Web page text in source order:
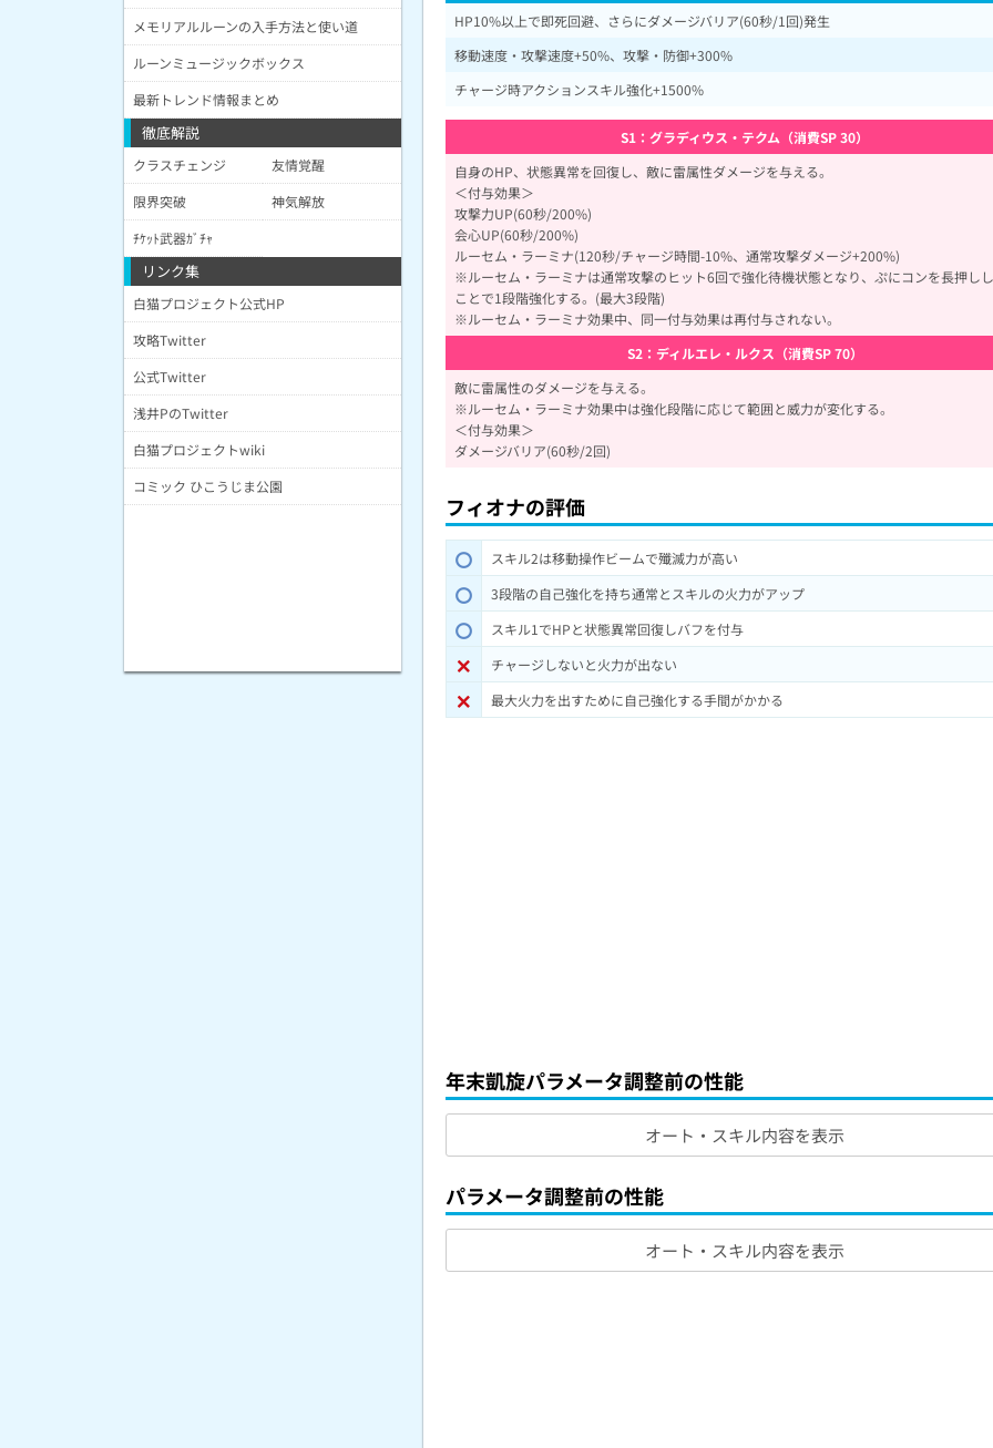
HP10%以上で即死回避、さらにダメージバリア(60秒/1回)発生
移動速度・攻撃速度+50%、攻撃・防御+300%
チャージ時アクションスキル強化+1500%
S1：グラディウス・テクム（消費SP 30）
自身のHP、状態異常を回復し、敵に雷属性ダメージを与える。
＜付与効果＞
攻撃力UP(60秒/200%)
会心UP(60秒/200%)
ルーセム・ラーミナ(120秒/チャージ時間-10%、通常攻撃ダメージ+200%)
※ルーセム・ラーミナは通常攻撃のヒット6回で強化待機状態となり、ぷにコンを長押し
ことで1段階強化する。(最大3段階)
※ルーセム・ラーミナ効果中、同一付与効果は再付与されない。
S2：ディルエレ・ルクス（消費SP 70）
敵に雷属性のダメージを与える。
※ルーセム・ラーミナ効果中は強化段階に応じて範囲と威力が変化する。
＜付与効果＞
ダメージバリア(60秒/2回)
フィオナの評価
スキル2は移動操作ビームで殲滅力が高い
3段階の自己強化を持ち通常とスキルの火力がアップ
スキル1でHPと状態異常回復しバフを付与
チャージしないと火力が出ない
最大火力を出すために自己強化する手間がかかる
年末凱旋パラメータ調整前の性能
オート・スキル内容を表示
パラメータ調整前の性能
オート・スキル内容を表示
メモリアルルーンの入手方法と使い道
ルーンミュージックボックス
最新トレンド情報まとめ
徹底解説
クラスチェンジ
友情覚醒
限界突破
神気解放
ﾁｹｯﾄ武器ｶﾞﾁｬ
リンク集
白猫プロジェクト公式HP
攻略Twitter
公式Twitter
浅井PのTwitter
白猫プロジェクトwiki
コミック ひこうじま公園